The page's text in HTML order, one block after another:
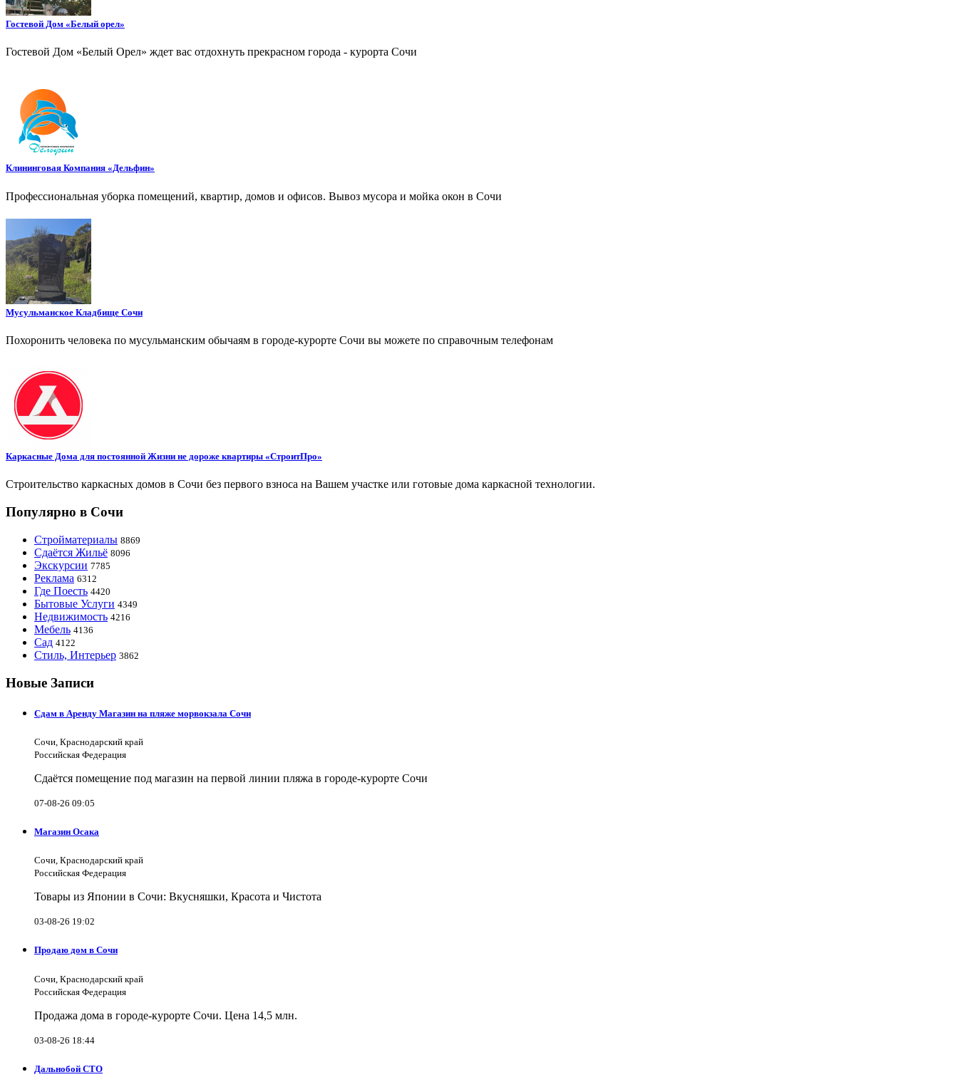
Гостевой Дом «Белый орел»
Гостевой Дом «Белый Орел» ждет вас отдохнуть прекрасном города - курорта Сочи
Клининговая Компания «Дельфин»
Профессиональная уборка помещений, квартир, домов и офисов. Вывоз мусора и мойка окон в Сочи
Мусульманское Кладбище Сочи
Похоронить человека по мусульманским обычаям в городе-курорте Сочи вы можете по справочным телефонам
Каркасные Дома для постоянной Жизни не дороже квартиры «СтроитПро»
Строительство каркасных домов в Сочи без первого взноса на Вашем участке или готовые дома каркасной технологии.
Популярно в Сочи
Стройматериалы 8869
Сдаётся Жильё 8096
Экскурсии 7785
Реклама 6312
Где Поесть 4420
Бытовые Услуги 4349
Недвижимость 4216
Мебель 4136
Сад 4122
Стиль, Интерьер 3862
Новые Записи
Сдам в Аренду Магазин на пляже морвокзала Сочи
Сочи, Краснодарский край
Российская Федерация
Сдаётся помещение под магазин на первой линии пляжа в городе-курорте Сочи
07-08-26 09:05
Магазин Осака
Сочи, Краснодарский край
Российская Федерация
Товары из Японии в Сочи: Вкусняшки, Красота и Чистота
03-08-26 19:02
Продаю дом в Сочи
Сочи, Краснодарский край
Российская Федерация
Продажа дома в городе-курорте Сочи. Цена 14,5 млн.
03-08-26 18:44
Дальнобой СТО